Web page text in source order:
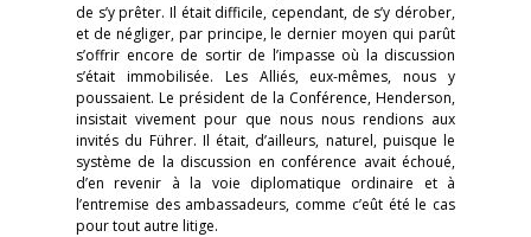
de s’y prêter. Il était difficile, cependant, de s’y dérober,
et de négliger, par principe, le dernier moyen qui parût
s’offrir encore de sortir de l’impasse où la discussion
s’était immobilisée. Les Alliés, eux-mêmes, nous y
poussaient. Le président de la Conférence, Henderson,
insistait vivement pour que nous nous rendions aux
invités du Führer. Il était, d’ailleurs, naturel, puisque le
système de la discussion en conférence avait échoué,
d’en revenir à la voie diplomatique ordinaire et à
l’entremise des ambassadeurs, comme c’eût été le cas
pour tout autre litige.